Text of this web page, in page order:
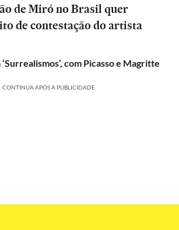
de Miró no Brasil quer
de contestação do artista
com Picasso e Magritte
CONTINUA APÓS A PUBLICIDADE